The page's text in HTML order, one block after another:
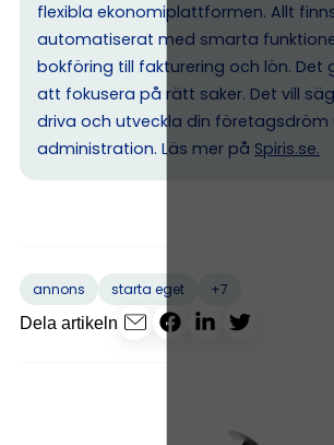
flexibla ekonomiplattformen. Allt
automatiserat med smarta
bokföring till fakturering och lön. Det
att fokusera på rätt saker. Det vill
driva och utveckla din företagsdröm
administration. Läs mer på Spiris.se.
annons starta eget
+7
Dela artikeln